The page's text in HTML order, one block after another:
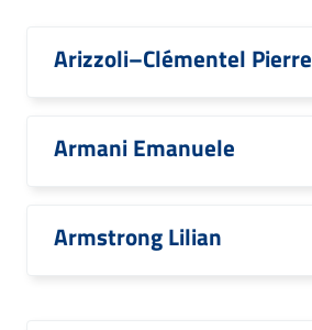
Arizzoli–Clémentel Pierre
Armani Emanuele
Armstrong Lilian